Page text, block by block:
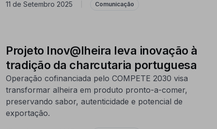
11 de Setembro 2025 Comunicação
Projeto Inov@lheira leva inovação à
tradição da charcutaria portuguesa
Operação cofinanciada pelo COMPETE 2030 visa
transformar alheira em produto pronto-a-comer,
preservando sabor, autenticidade e potencial de
exportação.